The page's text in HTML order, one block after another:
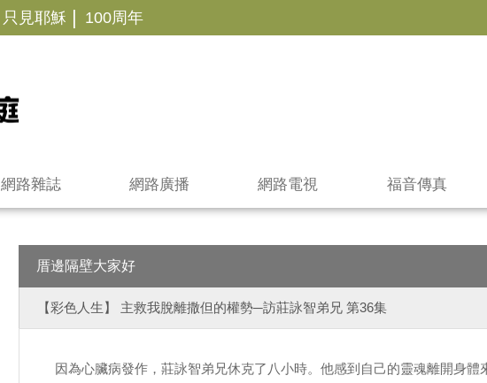
只見耶穌 | 100周年
網路雜誌 網路廣播 網路電視 福音傳真
厝邊隔壁大家好
【彩色人生】 主救我脫離撒但的權勢─訪莊詠智弟兄 第36集
因為心臟病發作，莊詠智弟兄休克了八小時。他感到自己的靈魂離開身